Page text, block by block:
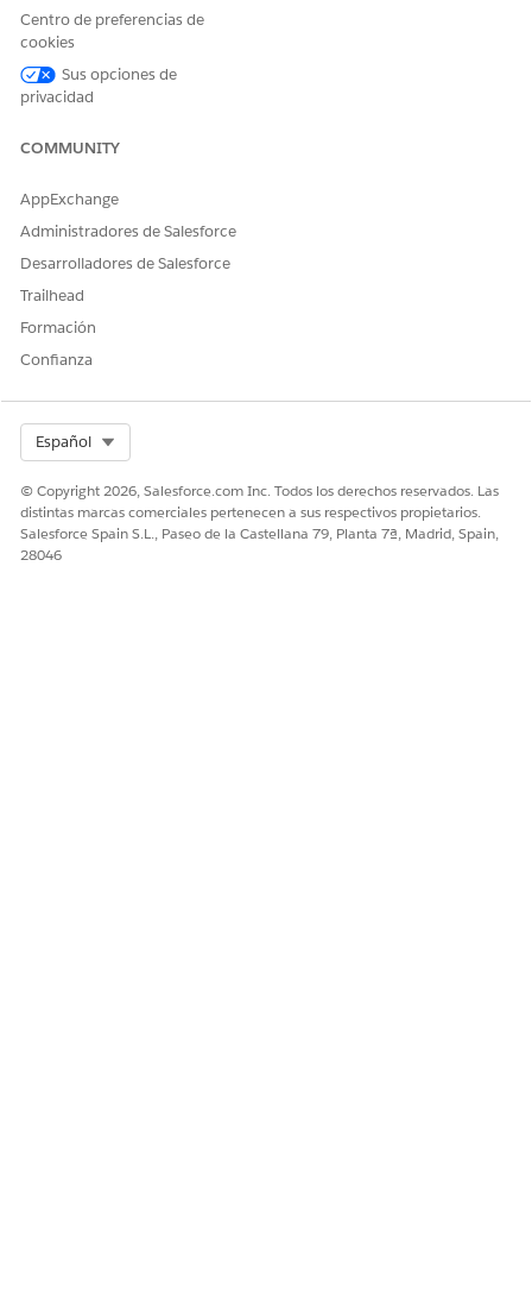
descubrimiento y asignar relaciones entre elementos de
configuración (CI) en la Base de datos de gestión de
configuración (CMDB). Los trabajos de proceso ayudan a
crear asociaciones significativas entre activos, aplicaciones
cómo interactúan los componentes entre entornos.
¿RESOLVIÓ ESTE ARTÍCULO SU PROBLEMA?
Centro de preferencias de
cookies
Sus opciones de
privacidad
COMMUNITY
AppExchange
Administradores de Salesforce
Desarrolladores de Salesforce
Trailhead
Formación
Confianza
Español
© Copyright 2026, Salesforce.com Inc. Todos los derechos reservados. Las
distintas marcas comerciales pertenecen a sus respectivos propietarios.
Salesforce Spain S.L., Paseo de la Castellana 79, Planta 7ª, Madrid, Spain,
28046